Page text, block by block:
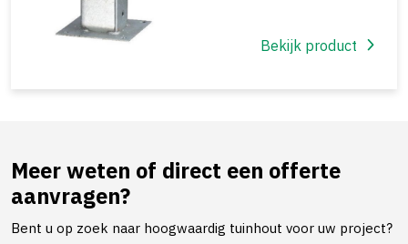
Bekijk product
Meer weten of direct een offerte
aanvragen?
Bent u op zoek naar hoogwaardig tuinhout voor uw project?